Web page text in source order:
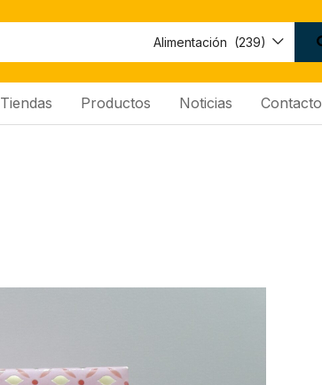
Alimentación (239)
Tiendas Productos Noticias Contacto